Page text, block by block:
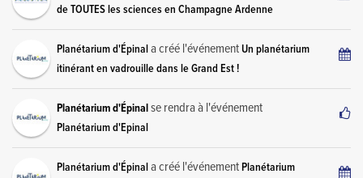
de TOUTES les sciences en Champagne Ardenne
Planétarium d'Épinala créé l'événementUn planétarium
itinérant en vadrouille dans le Grand Est !
Planétarium d'Épinalse rendra à l'événement
Planétarium d'Epinal
Planétarium d'Épinala créé l'événementPlanétarium